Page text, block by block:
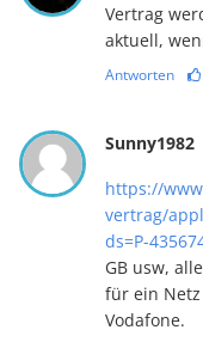
Vertrag
aktuell,
Antworten
Sunny1982
https://
vertrag/
ds=P-
GB usw,
für ein
Vodafone.